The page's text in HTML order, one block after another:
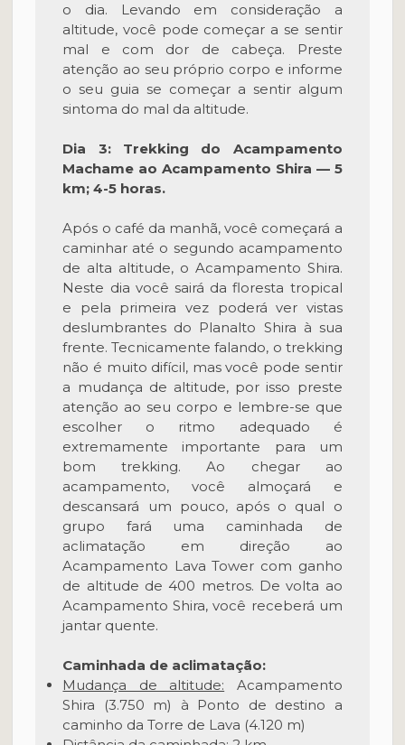
o dia. Levando em consideração a
altitude, você pode começar a se sentir
mal e com dor de cabeça. Preste
atenção ao seu próprio corpo e informe
o seu guia se começar a sentir algum
sintoma do mal da altitude.
Dia 3: Trekking do Acampamento
Machame ao Acampamento Shira — 5
km; 4-5 horas.
Após o café da manhã, você começará a
caminhar até o segundo acampamento
de alta altitude, o Acampamento Shira.
Neste dia você sairá da floresta tropical
e pela primeira vez poderá ver vistas
deslumbrantes do Planalto Shira à sua
frente. Tecnicamente falando, o trekking
não é muito difícil, mas você pode sentir
a mudança de altitude, por isso preste
atenção ao seu corpo e lembre-se que
escolher o ritmo adequado é
extremamente importante para um
bom trekking. Ao chegar ao
acampamento, você almoçará e
descansará um pouco, após o qual o
grupo fará uma caminhada de
aclimatação em direção ao
Acampamento Lava Tower com ganho
de altitude de 400 metros. De volta ao
Acampamento Shira, você receberá um
jantar quente.
Caminhada de aclimatação:
Mudança de altitude: Acampamento
Shira (3.750 m) à Ponto de destino a
caminho da Torre de Lava (4.120 m)